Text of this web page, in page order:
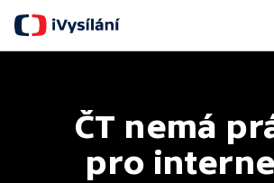
ČT nemá
pro